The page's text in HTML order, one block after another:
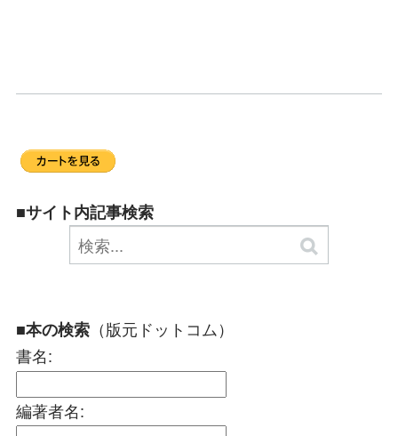
■サイト内記事検索
■本の検索 （版元ドットコム）
書名:
編著者名: